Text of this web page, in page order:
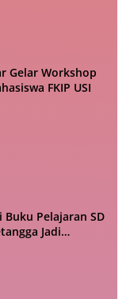
Gelar Workshop
FKIP USI
Pelajaran SD
Jadi